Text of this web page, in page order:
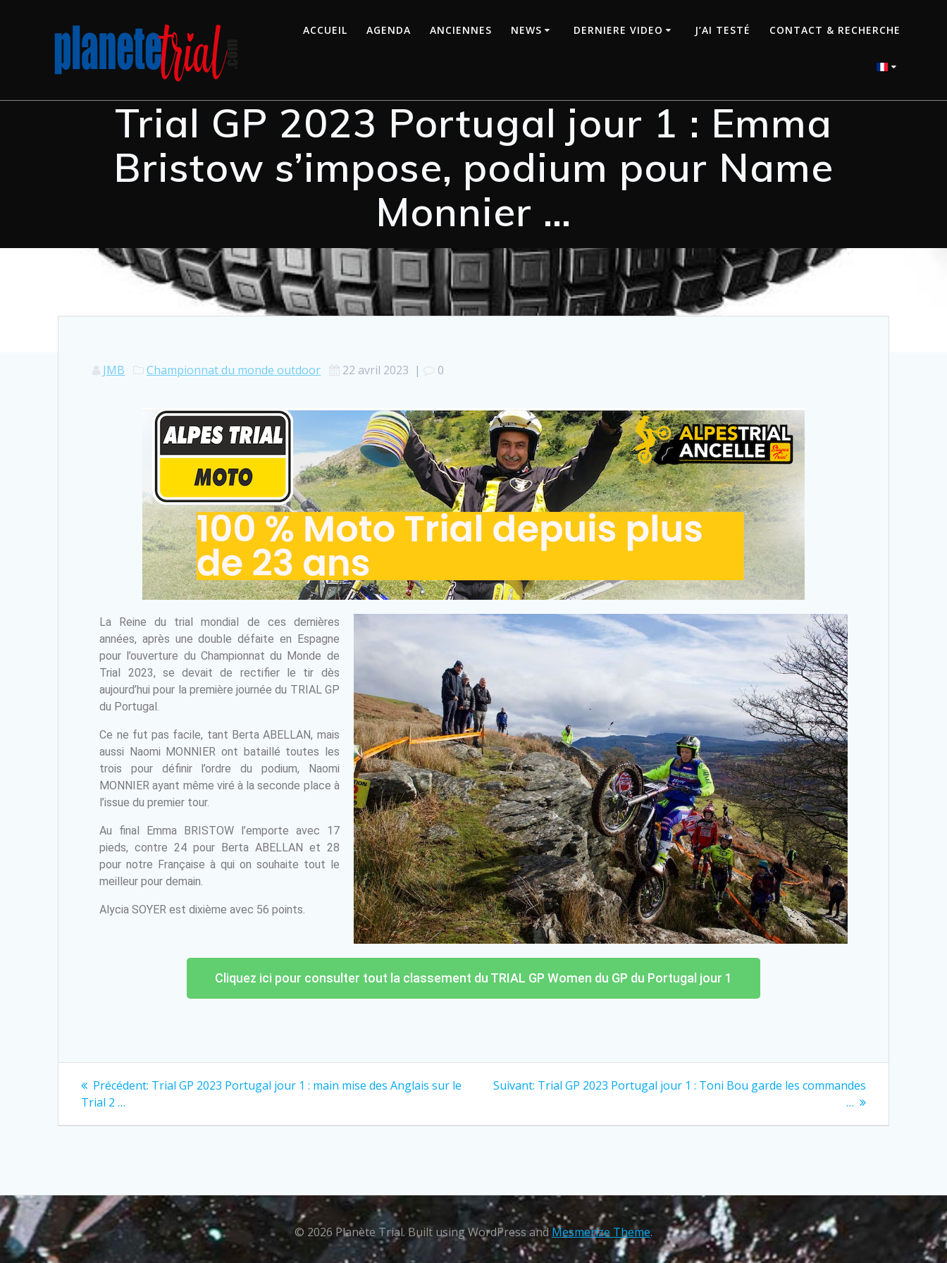
ACCUEIL AGENDA ANCIENNES NEWS DERNIERE VIDEO J’AI TESTÉ CONTACT & RECHERCHE
Trial GP 2023 Portugal jour 1 : Emma
Bristow s’impose, podium pour Name
Monnier …
JMB Championnat du monde outdoor 22 avril 2023 | 0
La Reine du trial mondial de ces dernières
années, après une double défaite en Espagne
pour l’ouverture du Championnat du Monde de
Trial 2023, se devait de rectifier le tir dès
aujourd’hui pour la première journée du TRIAL GP
du Portugal.
Ce ne fut pas facile, tant Berta ABELLAN, mais
aussi Naomi MONNIER ont bataillé toutes les
trois pour définir l’ordre du podium, Naomi
MONNIER ayant même viré à la seconde place à
l’issue du premier tour.
Au final Emma BRISTOW l’emporte avec 17
pieds, contre 24 pour Berta ABELLAN et 28
pour notre Française à qui on souhaite tout le
meilleur pour demain.
Alycia SOYER est dixième avec 56 points.
Cliquez ici pour consulter tout la classement du TRIAL GP Women du GP du Portugal jour 1
Précédent: Trial GP 2023 Portugal jour 1 : main mise des Anglais sur le
Trial 2 …
Suivant: Trial GP 2023 Portugal jour 1 : Toni Bou garde les commandes
…
© 2026 Planète Trial. Built using WordPress andMesmerize Theme.